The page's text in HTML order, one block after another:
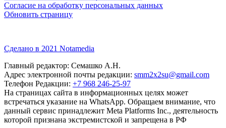
Согласие на обработку персональных данных
Обновить страницу
Сделано в 2021 Notamedia
Главный редактор: Семашко А.Н.
Адрес электронной почты редакции: smm2x2su@gmail.com
Телефон Редакции: +7 968 246-25-97
На страницах сайта в информационных целях может
встречаться указание на WhatsApp. Обращаем внимание, что
данный сервис принадлежит Meta Platforms Inc., деятельность
которой признана экстремистской и запрещена в РФ